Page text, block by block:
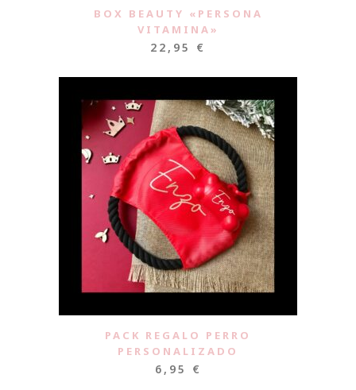
BOX BEAUTY «PERSONA
VITAMINA»
22,95 €
PACK REGALO PERRO
PERSONALIZADO
6,95 €